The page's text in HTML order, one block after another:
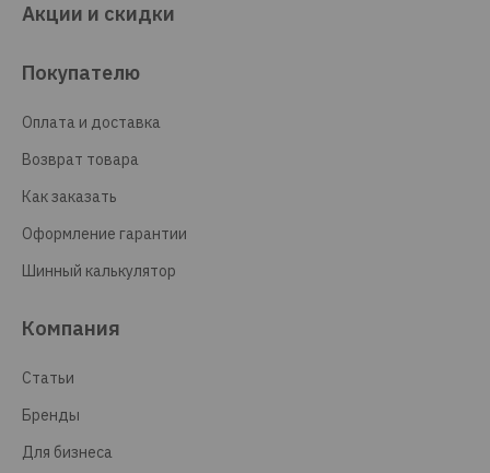
Акции и скидки
Покупателю
Оплата и доставка
Возврат товара
Как заказать
Оформление гарантии
Шинный калькулятор
Компания
Статьи
Бренды
Для бизнеса